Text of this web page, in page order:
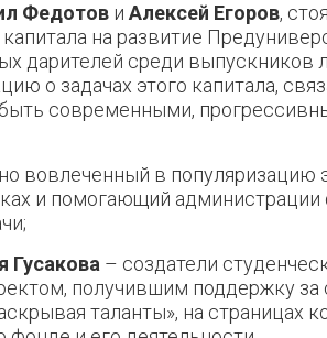
Федотов и Алексей Егоров,
на развитие
дарителей среди
о задачах этого капитала,
современными,
вовлеченный в популяризацию
и помогающий администрации
Гусакова – создатели
получившим поддержку за
таланты», на страницах